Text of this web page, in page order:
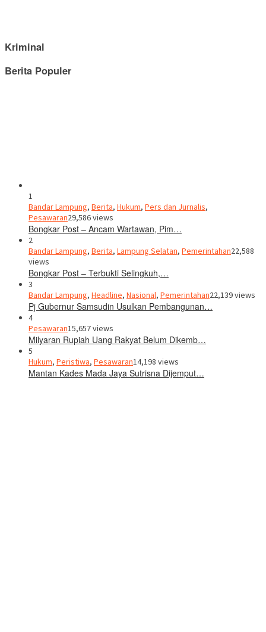
Kriminal
Berita Populer
1
Bandar Lampung, Berita, Hukum, Pers dan Jurnalis,
Pesawaran29,586 views
Bongkar Post – Ancam Wartawan, Pim…
2
Bandar Lampung, Berita, Lampung Selatan, Pemerintahan22,588
views
Bongkar Post – Terbukti Selingkuh,…
3
Bandar Lampung, Headline, Nasional, Pemerintahan22,139 views
Pj Gubernur Samsudin Usulkan Pembangunan…
4
Pesawaran15,657 views
Milyaran Rupiah Uang Rakyat Belum Dikemb…
5
Hukum, Peristiwa, Pesawaran14,198 views
Mantan Kades Mada Jaya Sutrisna Dijemput…